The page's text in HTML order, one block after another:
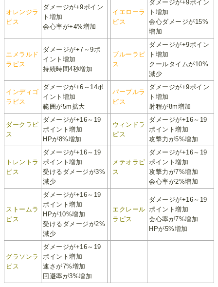
オレンジラ
ピス
ダメージが+9ポイン
ト増加
会心率が+4%増加
イエローラ
ピス
ダメージが+9ポイン
ト増加
会心ダメージが15%
増加
エメラルド
ラピス
ダメージが+7～9ポ
イント増加
持続時間4秒増加
ブルーラピ
ス
ダメージが+9ポイン
ト増加
クールタイムが10%
減少
インディゴ
ラピス
ダメージが+6～14ポ
イント増加
範囲が5m拡大
パープルラ
ピス
ダメージが+9ポイン
ト増加
射程が8m増加
ダークラピ
ス
ダメージが+16～19
ポイント増加
HPが8%増加
ウィンドラ
ピス
ダメージが+16～19
ポイント増加
攻撃力が5%増加
トレントラ
ピス
ダメージが+16～19
ポイント増加
受けるダメージが3%
減少
メテオラピ
ス
ダメージが+16～19
ポイント増加
攻撃力が7%増加
会心率が2%増加
ストームラ
ピス
ダメージが+16～19
ポイント増加
HPが10%増加
受けるダメージが2%
減少
エクレール
ラピス
ダメージが+16～19
ポイント増加
会心率が7%増加
HPが5%増加
グラソンラ
ピス
ダメージが+16～19
ポイント増加
速さが7%増加
回避率が3%増加